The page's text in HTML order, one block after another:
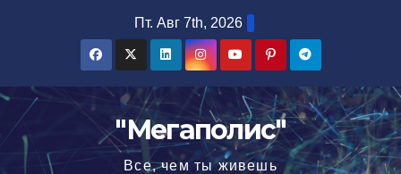
Пт. Авг 7th, 2026
"Мегаполис"
Все, чем ты живешь